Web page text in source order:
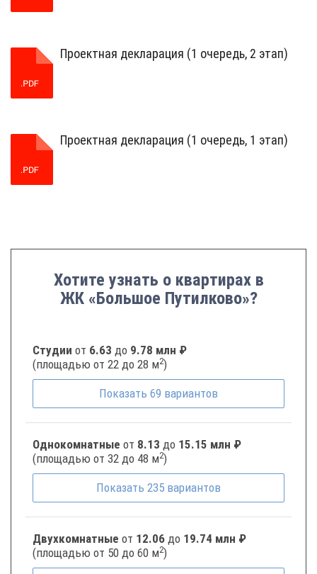
Проектная декларация (1 очередь, 2 этап)
Проектная декларация (1 очередь, 1 этап)
Хотите узнать о квартирах в
ЖК «Большое Путилково»?
Студии от 6.63 до 9.78 млн ₽
(площадью от 22 до 28 м2)
Показать 69 вариантов
Однокомнатные от 8.13 до 15.15 млн ₽
(площадью от 32 до 48 м2)
Показать 235 вариантов
Двухкомнатные от 12.06 до 19.74 млн ₽
(площадью от 50 до 60 м2)